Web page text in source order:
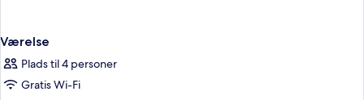
Værelse
Plads til 4 personer
Gratis Wi-Fi